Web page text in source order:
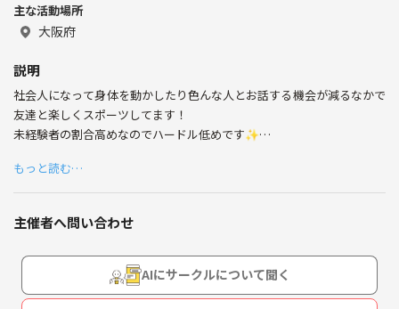
スマホ写真📱
ひとり旅🚗
主な活動場所
大阪府
説明
社会人になって身体を動かしたり色んな人とお話する機会が減るなかで
友達と楽しくスポーツしてます！
未経験者の割合高めなのでハードル低めです✨️
運動を楽しみたい方
新しく友達を作りたい方など、
どなたでも大歓迎です🙌
詳細はイベントページに載せてありますので、
ぜひお気軽にご連絡ください✨
もっと読む…
主催者へ問い合わせ
AIにサークルについて聞く